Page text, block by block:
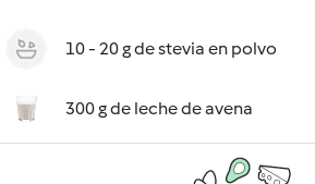
10 - 20 g de stevia en polvo
300 g de leche de avena